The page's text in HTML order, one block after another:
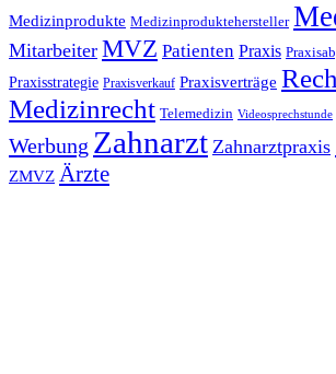
Medizinprodukte Medizinproduktehersteller
Mitarbeiter MVZ Patienten Praxis
Praxisstrategie Praxisverkauf Praxisverträge
Medizinrecht Telemedizin Videosprechstunde
Werbung Zahnarzt Zahnarztpraxis
ZMVZ Ärzte